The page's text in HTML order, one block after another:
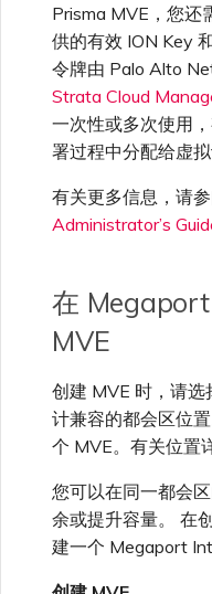
从 MVE 创建到 Google 的
VXC
更改 IX 配置
迁移 VXC 和 IX
监控服务状态
设置 OpenMetrics 服务监
Azure 服务密钥 API 响应字
单点登录（SSO）功能与使
用说明
单点登录（SSO）常见问题
故障排查后续步骤
Prisma MVE，您
供的有效 ION Key
令牌由 Palo Alto
Strata Cloud
一次性或多次使用
署过程中分配给虚拟
有关更多信息，请
Administrator’s
在
MVE
创建 MVE 时，请
计兼容的都会区位
个 MVE。有关位置
您可以在同一都会
余或提升容量。 在
建一个 Megaport